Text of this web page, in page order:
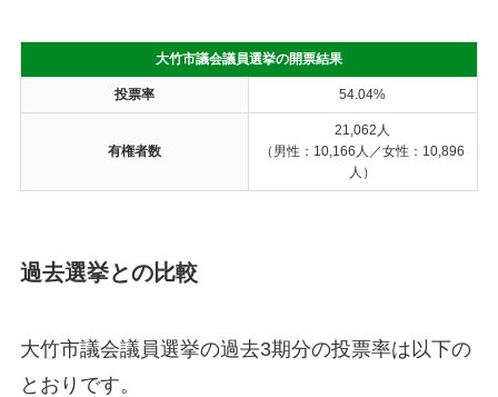
大竹市議会議員選挙の開票結果
投票率 54.04%
有権者数
21,062人
（男性：10,166人／女性：10,896
人）
過去選挙との比較
大竹市議会議員選挙の過去3期分の投票率は以下の
とおりです。